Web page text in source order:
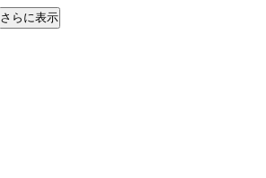
さらに表示